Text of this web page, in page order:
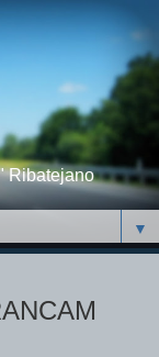
Ribatejano
▼